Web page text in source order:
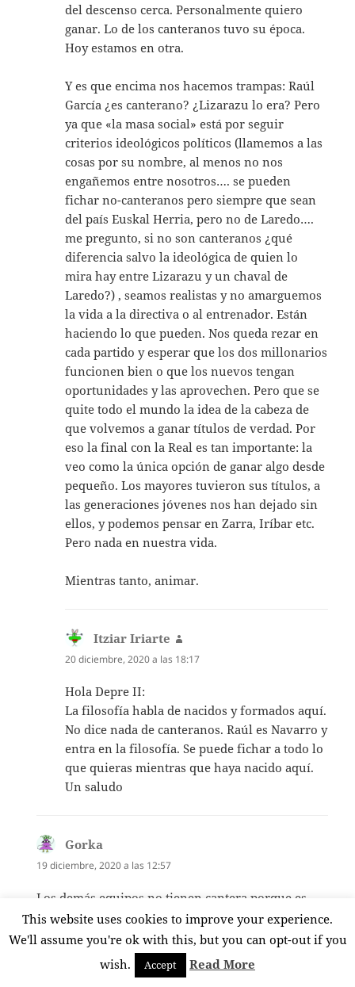
del descenso cerca. Personalmente quiero
ganar. Lo de los canteranos tuvo su época.
Hoy estamos en otra.
Y es que encima nos hacemos trampas: Raúl
García ¿es canterano? ¿Lizarazu lo era? Pero
ya que «la masa social» está por seguir
criterios ideológicos políticos (llamemos a las
cosas por su nombre, al menos no nos
engañemos entre nosotros…. se pueden
fichar no-canteranos pero siempre que sean
del país Euskal Herria, pero no de Laredo….
me pregunto, si no son canteranos ¿qué
diferencia salvo la ideológica de quien lo
mira hay entre Lizarazu y un chaval de
Laredo?) , seamos realistas y no amarguemos
la vida a la directiva o al entrenador. Están
haciendo lo que pueden. Nos queda rezar en
cada partido y esperar que los dos millonarios
funcionen bien o que los nuevos tengan
oportunidades y las aprovechen. Pero que se
quite todo el mundo la idea de la cabeza de
que volvemos a ganar títulos de verdad. Por
eso la final con la Real es tan importante: la
veo como la única opción de ganar algo desde
pequeño. Los mayores tuvieron sus títulos, a
las generaciones jóvenes nos han dejado sin
ellos, y podemos pensar en Zarra, Iríbar etc.
Pero nada en nuestra vida.
Mientras tanto, animar.
Itziar Iriarte
20 diciembre, 2020 a las 18:17
Hola Depre II:
La filosofía habla de nacidos y formados aquí.
No dice nada de canteranos. Raúl es Navarro y
entra en la filosofía. Se puede fichar a todo lo
que quieras mientras que haya nacido aquí.
Un saludo
Gorka
19 diciembre, 2020 a las 12:57
Los demás equipos no tienen cantera porque es
una inversión muy costosa y que tarda muchos
años en dar un rendimiento, y equipos pequeños o
de bajo presupuesto necesitan un rendimiento
rápido al no disponer de una cantera para
This website uses cookies to improve your experience.
We'll assume you're ok with this, but you can opt-out if you
wish.
Accept Read More